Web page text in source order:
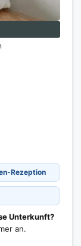
Rezeption
Unterkunft?
an.